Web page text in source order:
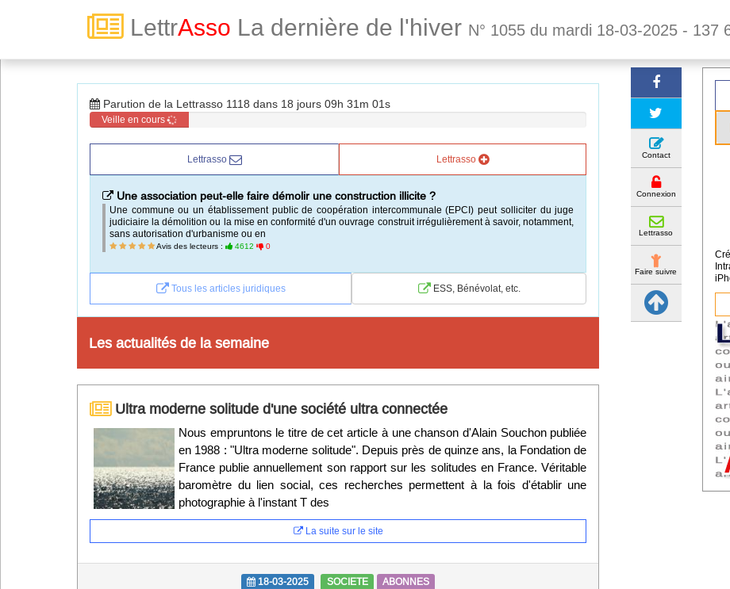
LettrAsso La dernière de l'hiver N° 1055 du mardi 18-03-2025 - 137
Abonnez-vous à LettrAsso
Menu général
ServiceAsso
VieAsso
Divers
Abo Lettrasso
Désabo Lettrasso
Parution de la Lettrasso 1118 dans 18 jours 09h 31m 00s
Veille en cours
Lettrasso Lettrasso
Une association peut-elle faire démolir une construction illicite ?
Une commune ou un établissement public de coopération intercommunale (EPCI) peut solliciter du juge
judiciaire la démolition ou la mise en conformité d'un ouvrage construit irrégulièrement à savoir, notamment,
sans autorisation d'urbanisme ou en
Avis des lecteurs : 4612 0
Tous les articles juridiques ESS, Bénévolat, etc.
Les actualités de la semaine
Ultra moderne solitude d'une société ultra connectée
Nous empruntons le titre de cet article à une chanson d'Alain Souchon publiée
en 1988 : "Ultra moderne solitude". Depuis près de quinze ans, la Fondation de
France publie annuellement son rapport sur les solitudes en France. Véritable
baromètre du lien social, ces recherches permettent à la fois d'établir une
photographie à l'instant T des
La suite sur le site
18-03-2025 SOCIETE ABONNES
Contact
Connexion
Lettrasso
Faire suivre